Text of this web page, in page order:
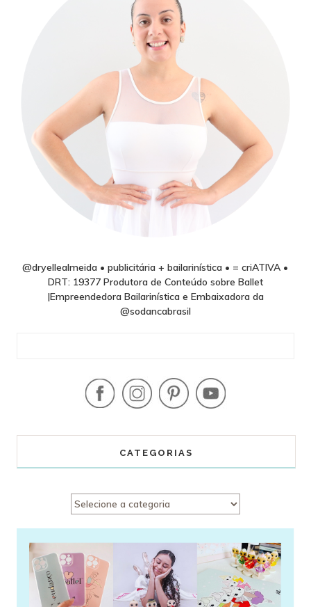
@dryellealmeida • publicitária + bailarinística • = criATIVA •
DRT: 19377 Produtora de Conteúdo sobre Ballet
|Empreendedora Bailarinística e Embaixadora da
@sodancabrasil
CATEGORIAS